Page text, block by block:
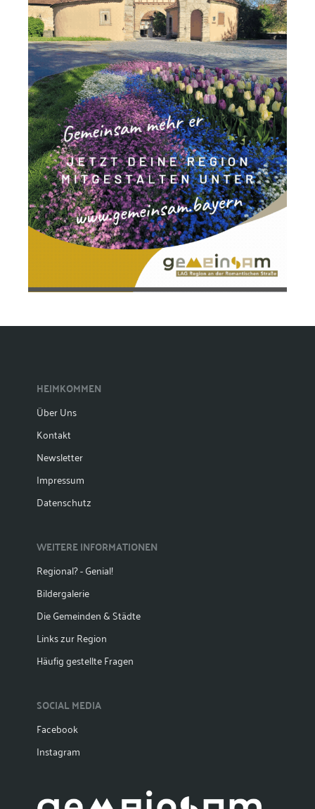
HEIMKOMMEN
Über Uns
Kontakt
Newsletter
Impressum
Datenschutz
WEITERE INFORMATIONEN
Regional? - Genial!
Bildergalerie
Die Gemeinden & Städte
Links zur Region
Häufig gestellte Fragen
SOCIAL MEDIA
Facebook
Instagram